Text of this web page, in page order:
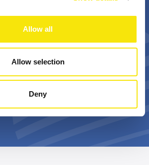
Allow all
Allow selection
Deny
Bn €
value
Scopri di più su di noi